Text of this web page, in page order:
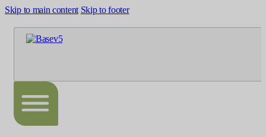
Skip to main content Skip to footer